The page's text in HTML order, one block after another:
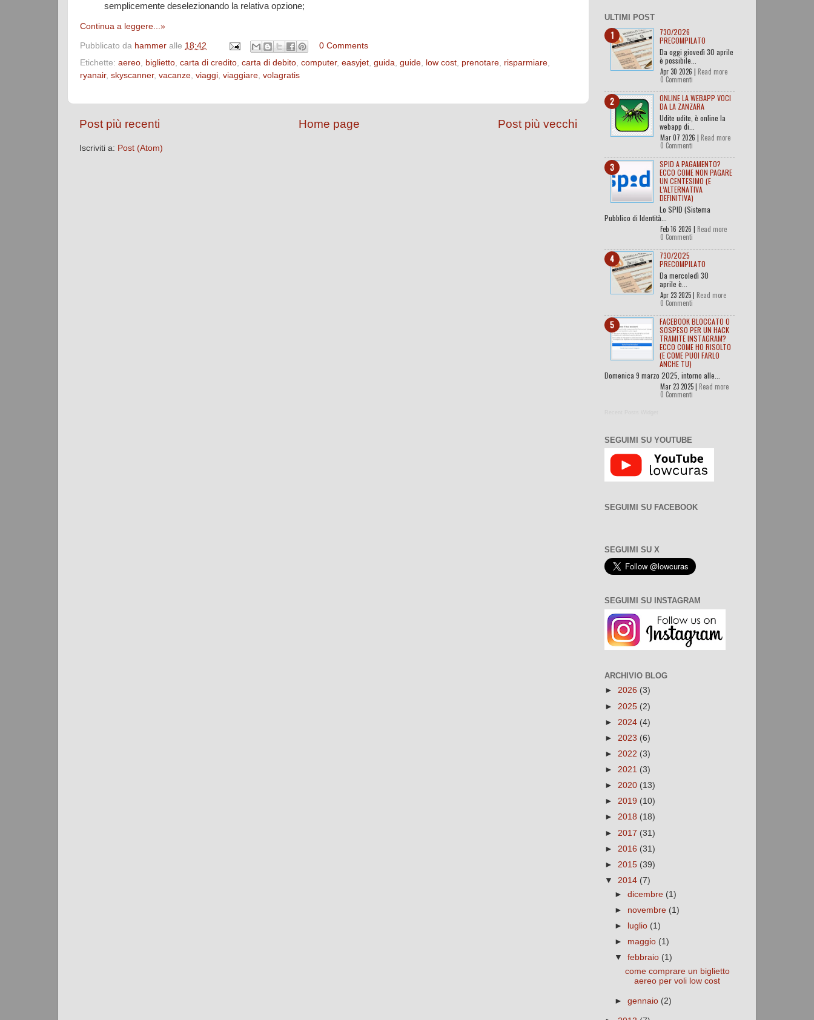
semplicemente deselezionando la relativa opzione;
Continua a leggere...»
Pubblicato da hammer alle 18:42
0 Comments
Etichette: aereo biglietto carta di credito carta di debito computer, easyjet guida guide low cost prenotare risparmiare
ryanair, skyscanner, vacanze viaggi viaggiare volagratis
Post più recenti Post più vecchi
Home page
Iscriviti a: Post (Atom)
ULTIMI POST
730/2026
PRECOMPILATO
Da oggi giovedì 30 aprile
è possibile...
Apr 30 2026 | Read more
0 Commenti
ONLINE LA WEBAPP VOCI
DA LA ZANZARA
Udite udite, è online la
webapp di...
Mar 07 2026 | Read more
0 Commenti
SPID A PAGAMENTO?
ECCO COME NON PAGARE
UN CENTESIMO (E
L’ALTERNATIVA
DEFINITIVA)
Lo SPID (Sistema
Pubblico di Identità...
Feb 16 2026 | Read more
0 Commenti
730/2025
PRECOMPILATO
Da mercoledì 30
aprile è...
Apr 23 2025 | Read more
0 Commenti
FACEBOOK BLOCCATO O
SOSPESO PER UN HACK
TRAMITE INSTAGRAM?
ECCO COME HO RISOLTO
(E COME PUOI FARLO
ANCHE TU)
Domenica 9 marzo 2025, intorno alle...
Mar 23 2025 | Read more
0 Commenti
SEGUIMI SU YOUTUBE
SEGUIMI SU FACEBOOK
SEGUIMI SU X
SEGUIMI SU INSTAGRAM
ARCHIVIO BLOG
► 2026 (3)
► 2025 (2)
► 2024 (4)
► 2023 (6)
► 2022 (3)
► 2021 (3)
► 2020 (13)
► 2019 (10)
► 2018 (18)
► 2017 (31)
► 2016 (31)
► 2015 (39)
▼ 2014 (7)
►dicembre (1)
► novembre (1)
►
luglio (1)
► maggio (1)
▼febbraio (1)
come comprare un biglietto
aereo per voli low cost
►gennaio (2)